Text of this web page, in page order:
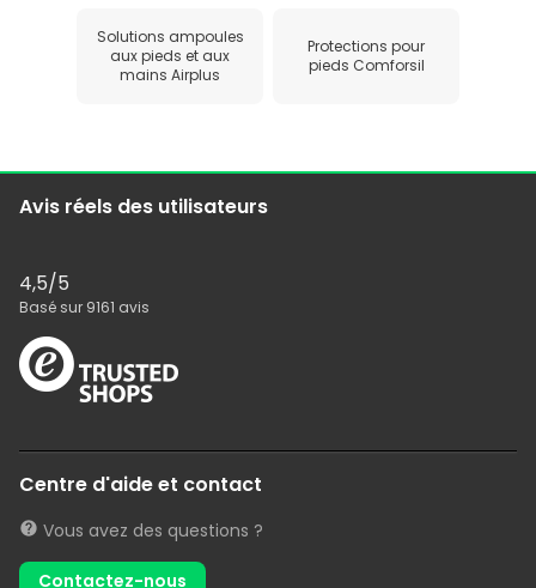
Solutions ampoules
aux pieds et aux
mains Airplus
Protections pour
pieds Comforsil
Avis réels des utilisateurs
4,5/5
Basé sur 9161 avis
Centre d'aide et contact
Vous avez des questions ?
Contactez-nous